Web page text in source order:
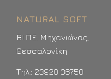
NATURAL SOFT
ΒΙ.ΠΕ. Μηχανιώνας,
Θεσσαλονίκη
Τηλ.: 23920 36750